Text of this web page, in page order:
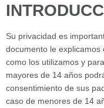
Su privacidad es
documento le explicamos
como los utilizamos y
mayores de 14 años
consentimiento de sus
caso de menores de 14